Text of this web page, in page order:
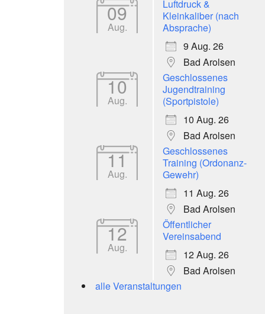
09
Aug.
Luftdruck &
Kleinkaliber (nach
Absprache)
9 Aug. 26
Bad Arolsen
10
Aug.
Geschlossenes
Jugendtraining
(Sportpistole)
10 Aug. 26
Bad Arolsen
11
Aug.
Geschlossenes
Training (Ordonanz-
Gewehr)
11 Aug. 26
Bad Arolsen
12
Aug.
Öffentlicher
Vereinsabend
12 Aug. 26
Bad Arolsen
alle Veranstaltungen